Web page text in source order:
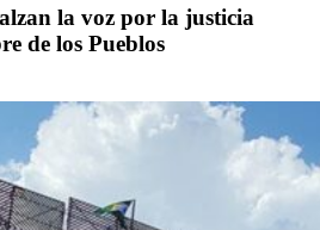
la voz por la justicia
de los Pueblos